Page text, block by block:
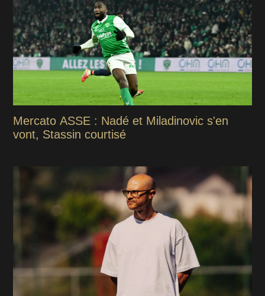
Mercato ASSE : Nadé et Miladinovic s'en
vont, Stassin courtisé